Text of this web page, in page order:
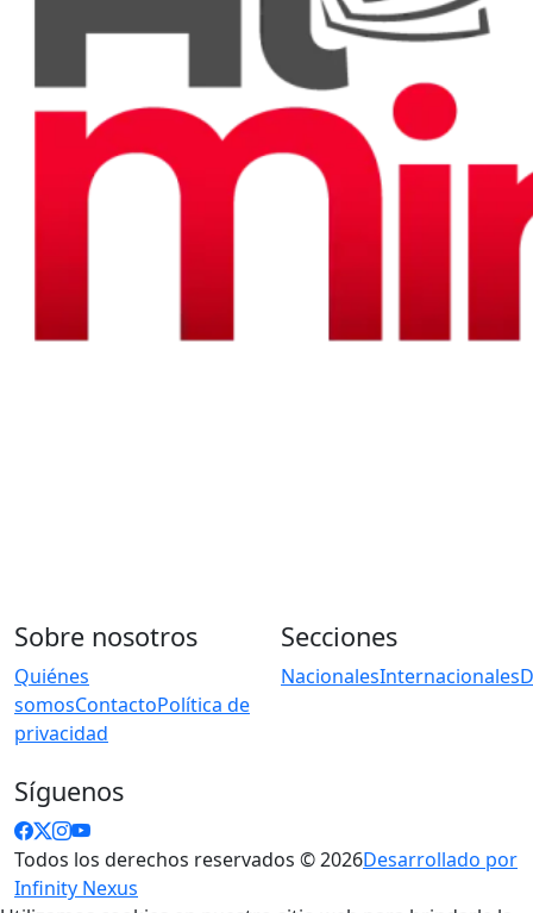
Sobre nosotros
Quiénes
somosContactoPolítica de
privacidad
Secciones
NacionalesInternacionales
Síguenos
Todos los derechos reservados © 2026Desarrollado por
Infinity Nexus